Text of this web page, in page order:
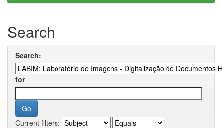
Search
Search:
for
Current filters: